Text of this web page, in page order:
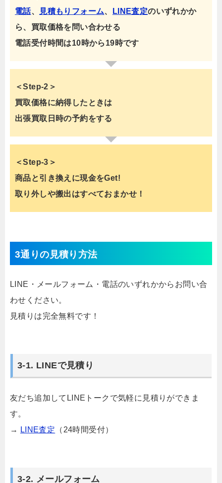
電話、 見積もりフォーム、 LINE査定のいずれかか
ら、買取価格を問い合わせる
電話受付時間は10時から19時です
＜Step-2＞
買取価格に納得したときは
出張買取日時の予約をする
＜Step-3＞
商品と引き換えに現金をGet!
取り外しや搬出はすべておまかせ！
3通りの見積り方法
LINE・メールフォーム・電話のいずれかからお問い合
わせください。
見積りは完全無料です！
3-1. LINEで見積り
友だち追加してLINEトークで気軽に見積りができま
す。
→
LINE査定 （24時間受付）
3-2. メールフォーム